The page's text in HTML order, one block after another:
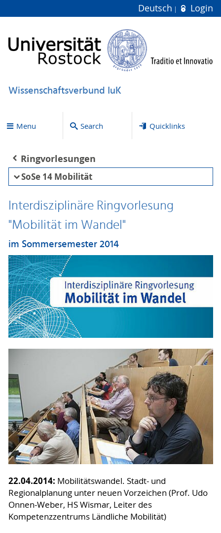
Deutsch Login
Wissenschaftsverbund IuK
Menu Search Quicklinks
Ringvorlesungen
SoSe 14 Mobilität
Interdisziplinäre Ringvorlesung
"Mobilität im Wandel"
im Sommersemester 2014
22.04.2014: Mobilitätswandel. Stadt- und
Regionalplanung unter neuen Vorzeichen (Prof. Udo
Onnen-Weber, HS Wismar, Leiter des
Kompetenzzentrums Ländliche Mobilität)